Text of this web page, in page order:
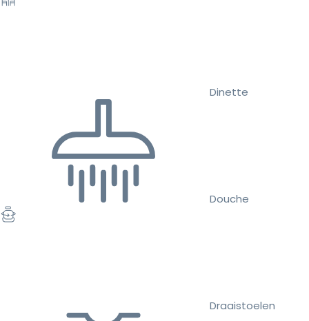
Dinette
Douche
Draaistoelen